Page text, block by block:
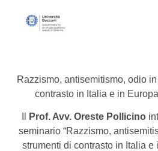
Razzismo, antisemitismo, odio
contrasto in Italia e in
Prof. Avv. Oreste Pollicino
seminario “Razzismo,
strumenti di contrasto in Italia e